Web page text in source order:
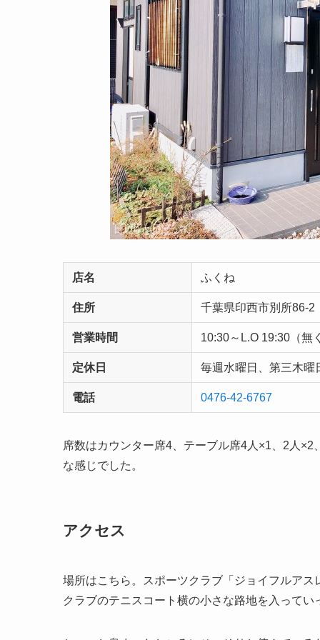
店名 ふくね
住所 千葉県印西市別所86-2
営業時間 10:30～L.O 19:30（無
定休日 毎週水曜日、第三木曜
電話 0476-42-6767
席数はカウンター席4、テーブル席4人×1、2人
な感じでした。
アクセス
場所はこちら。スポーツクラブ「ジョイフルア
クラブのテニスコート横の小さな路地を入ってい